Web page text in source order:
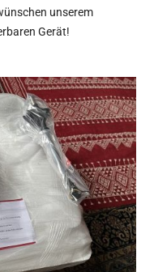
unserem
Gerät!